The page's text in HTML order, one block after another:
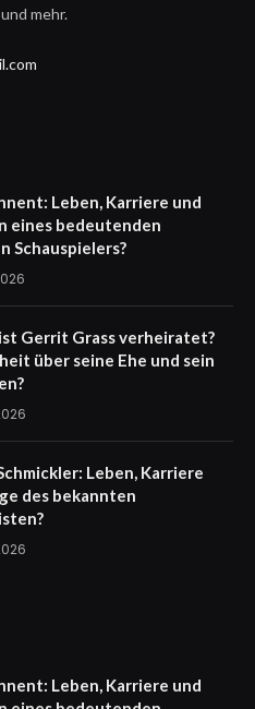
mehr.
Leben, Karriere und
eines bedeutenden
Schauspielers?
Gerrit Grass verheiratet?
über seine Ehe und sein
Leben, Karriere
des bekannten
Leben, Karriere und